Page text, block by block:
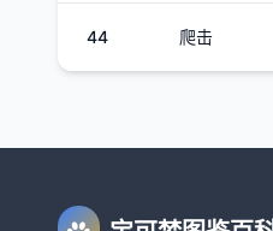
44 爬击